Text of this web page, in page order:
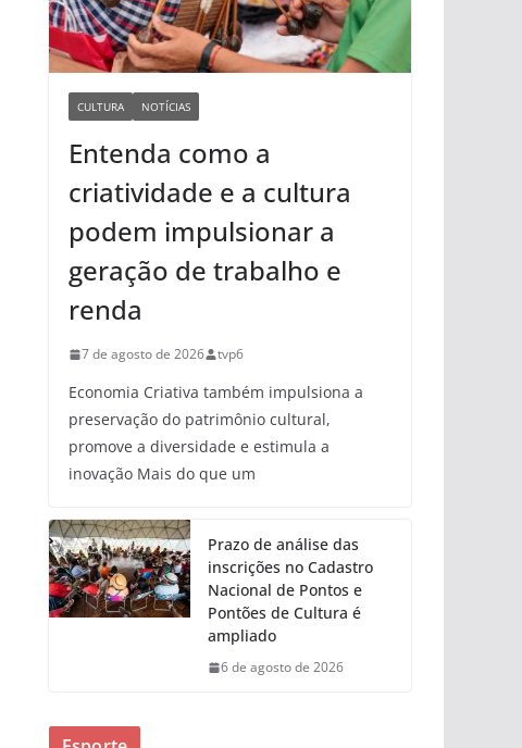
CULTURA NOTÍCIAS
Entenda como a
criatividade e a cultura
podem impulsionar a
geração de trabalho e
renda
7 de agosto de 2026 tvp6
Economia Criativa também impulsiona a
preservação do patrimônio cultural,
promove a diversidade e estimula a
inovação Mais do que um
Prazo de análise das
inscrições no Cadastro
Nacional de Pontos e
Pontões de Cultura é
ampliado
6 de agosto de 2026